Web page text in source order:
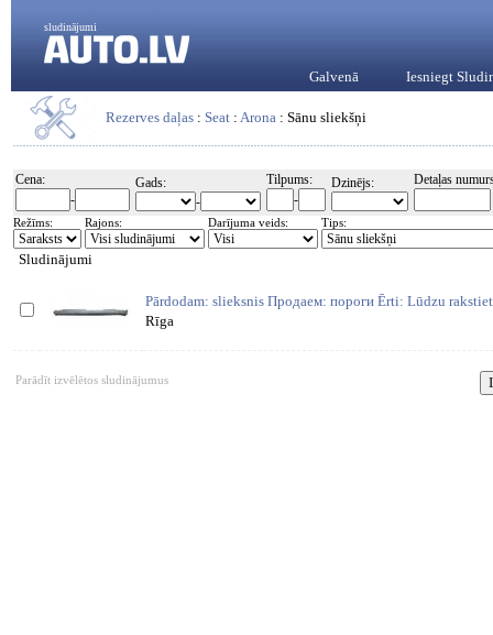
sludinājumi
Galvenā Iesniegt
Rezerves daļas : Seat : Arona : Sānu sliekšņi
Cena:
-
Gads:
-
Tilpums:
-
Dzinējs: Detaļas
Režīms: Rajons: Darījuma veids: Tips:
Sludinājumi
Pārdodam: slieksnis Продаем: пороги Ērti: Lūdzu
Rīga
Parādīt izvēlētos sludinājumus